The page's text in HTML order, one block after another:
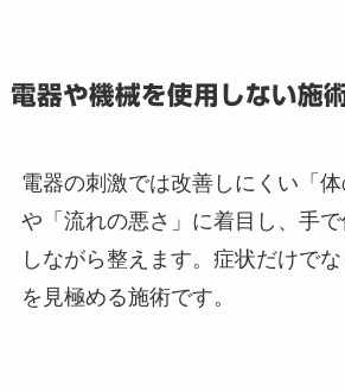
電器や機械を使用しない施
電器の刺激では改善しにくい「体
や「流れの悪さ」に着目し、手
しながら整えます。症状だけで
を見極める施術です。